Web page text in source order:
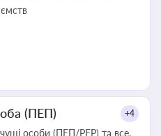
(ПЕП) +4
особи (ПЕП/PEP) та все,